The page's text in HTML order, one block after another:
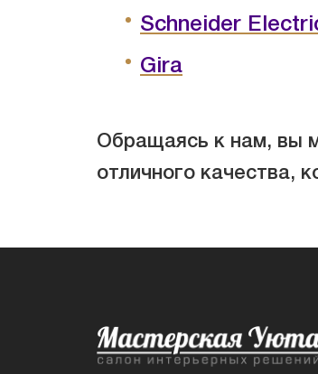
Schneider
Gira
Обращаясь к нам, вы
отличного качества,